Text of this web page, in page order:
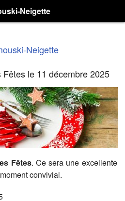
Neigette
Neigette
le 11 décembre 2025
Fêtes. Ce sera une excellente
convivial.